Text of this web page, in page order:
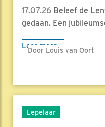
17.07.26 Beleef de
gedaan. Een
Lees meer
Door Louis van Oort
Lepelaar